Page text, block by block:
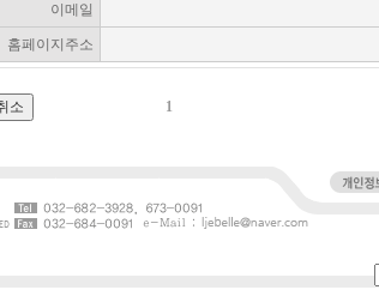
이메일
홈페이지주소
1